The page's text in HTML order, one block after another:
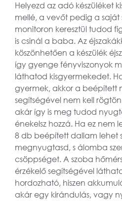
Helyezd az adó készüléket
mellé, a vevőt pedig a saját
monitoron keresztül tudod
is csinál a baba. Az
köszönhetően a készülék
így gyenge fényviszonyok
láthatod kisgyermekedet.
gyermek, akkor a beépített
segítségével nem kell
akár így is meg tudod
énekelsz hozzá. Ha ez nem
8 db beépített dallam lehet
megnyugtasd, s álomba
csöppséget. A szoba
érzékelő segítségével
hordozható, hiszen
akár egy kirándulás, vagy